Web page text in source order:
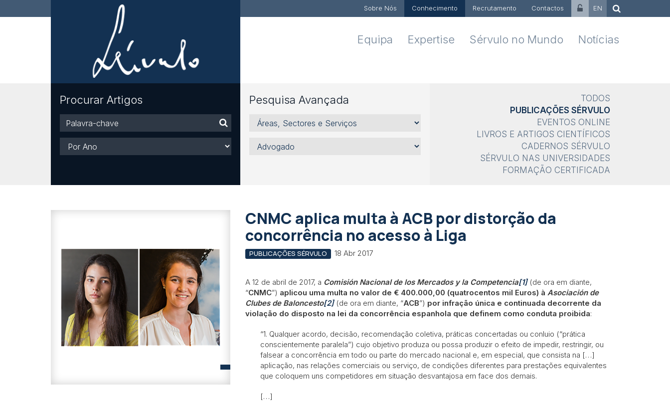
Sobre Nós Conhecimento Recrutamento Contactos EN
Equipa Expertise Sérvulo no Mundo Notícias
Procurar Artigos
Palavra-
chave
Ano
Pesquisa Avançada
Áreas,
Sectores
Serviços
Advogado
TODOS
PUBLICAÇÕES SÉRVULO
EVENTOS ONLINE
LIVROS E ARTIGOS CIENTÍFICOS
CADERNOS SÉRVULO
SÉRVULO NAS UNIVERSIDADES
FORMAÇÃO CERTIFICADA
CNMC aplica multa à ACB por distorção da
concorrência no acesso à Liga
PUBLICAÇÕES SÉRVULO 18 Abr 2017
A 12 de abril de 2017, a Comisión Nacional de los Mercados y la Competencia[1](de ora em diante,
“CNMC”) aplicou uma multa no valor de € 400.000,00 (quatrocentos mil Euros) à Asociación de
Clubes de Baloncesto[2](de ora em diante, “ACB”) por infração única e continuada decorrente da
violação do disposto na lei da concorrência espanhola que definem como conduta proibida:
“1. Qualquer acordo, decisão, recomendação coletiva, práticas concertadas ou conluio (“prática
conscientemente paralela”) cujo objetivo produza ou possa produzir o efeito de impedir, restringir, ou
falsear a concorrência em todo ou parte do mercado nacional e, em especial, que consista na […]
aplicação, nas relações comerciais ou serviço, de condições diferentes para prestações equivalentes
que coloquem uns competidores em situação desvantajosa em face dos demais.
[…]